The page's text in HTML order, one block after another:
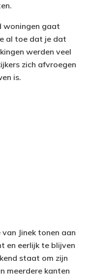
woningen gaat
al toe dat je dat
werden veel
zich afvroegen
is.
Jinek tonen aan
en eerlijk te blijven
staat om zijn
meerdere kanten